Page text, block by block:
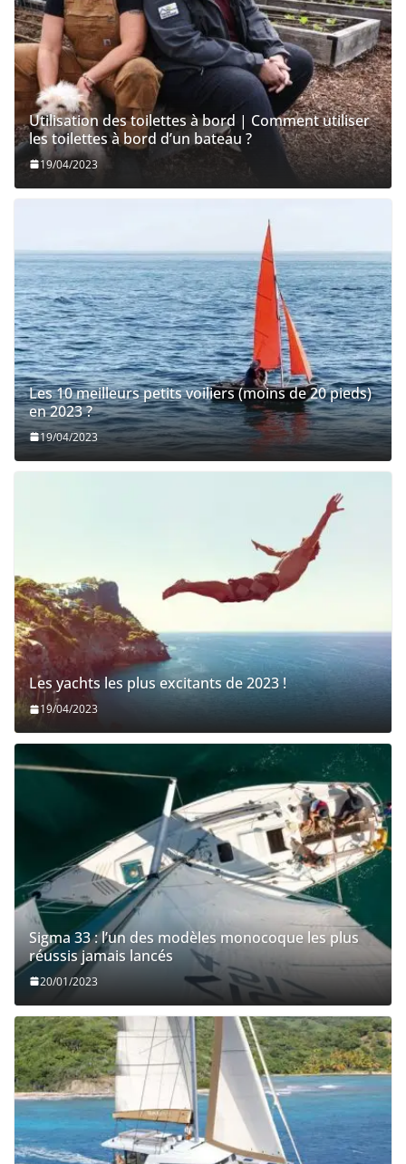
Utilisation des toilettes à bord | Comment utiliser
les toilettes à bord d’un bateau ?
19/04/2023
Les 10 meilleurs petits voiliers (moins de 20 pieds)
en 2023 ?
19/04/2023
Les yachts les plus excitants de 2023 !
19/04/2023
Sigma 33 : l’un des modèles monocoque les plus
réussis jamais lancés
20/01/2023